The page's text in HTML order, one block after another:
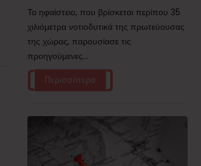
Το ηφαίστειο, που βρίσκεται περίπου 35
χιλιόμετρα νοτιοδυτικά της πρωτεύουσας
της χώρας, παρουσίασε τις
προηγούμενες...
Περισσότερα